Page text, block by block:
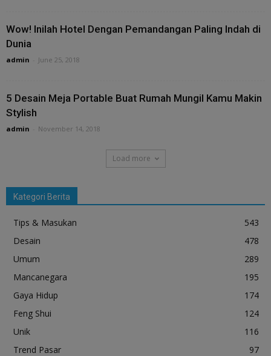
Wow! Inilah Hotel Dengan Pemandangan Paling Indah di
Dunia
admin June 25, 2018
5 Desain Meja Portable Buat Rumah Mungil Kamu Makin
Stylish
admin November 14, 2018
Load more
Kategori Berita
Tips & Masukan
543
Desain
478
Umum
289
Mancanegara
195
Gaya Hidup
174
Feng Shui
124
Unik
116
Trend Pasar
97